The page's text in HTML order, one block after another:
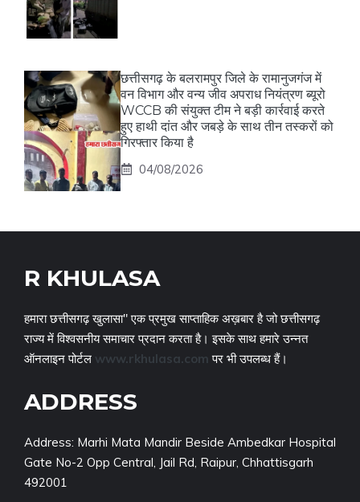
छत्तीसगढ़ के बलरामपुर जिले के रामानुजगंज में
वन विभाग और वन्य जीव अपराध नियंत्रण ब्यूरो
WCCB की संयुक्त टीम ने बड़ी कार्रवाई करते
हुए हाथी दांत और जबड़े के साथ तीन तस्करों को
गिरफ्तार किया है
04/08/2026
R KHULASA
हमारा छत्तीसगढ़ खुलासा" एक प्रमुख साप्ताहिक अख़बार है जो छत्तीसगढ़
राज्य में विश्वसनीय समाचार प्रदान करता है। इसके साथ हमारे उन्नत
ऑनलाइन पोर्टल www.rkhulasa.com पर भी उपलब्ध हैं।
ADDRESS
Address: Marhi Mata Mandir Beside Ambedkar Hospital
Gate No-2 Opp Central, Jail Rd, Raipur, Chhattisgarh
492001